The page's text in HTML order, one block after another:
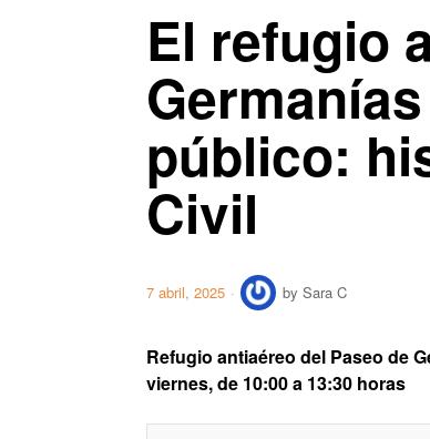
El refugio
público:
Civil
7 abril, 2025 by Sara C
Refugio antiaéreo del Paseo de
viernes, de 10:00 a 13:30 horas